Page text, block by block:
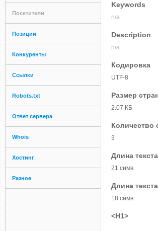
Посетители
Позиции
Конкуренты
Ссылки
Robots.txt
Ответ сервера
Whois
Хостинг
Разное
Keywords
n/a
Description
n/a
Кодировка
UTF-8
Размер
2.07 КБ
Количество
3
Длина
21 симв.
Длина
18 симв.
<H1>